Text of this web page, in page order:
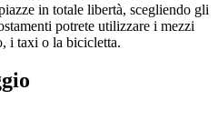
in totale libertà, scegliendo gli
potrete utilizzare i mezzi
i taxi o la bicicletta.